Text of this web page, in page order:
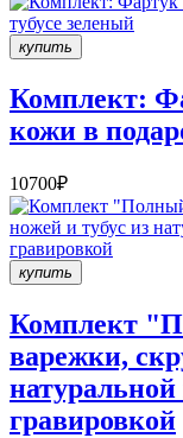
купить
Комплект:
кожи в
10700₽
купить
Комплект
варежки,
гравировкой